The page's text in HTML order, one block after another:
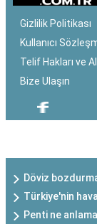
Gizlilik Politikası
Kullanıcı
Telif Hakları ve
Bize Ulaşın
Döviz
Türkiye'nin
Penti ne